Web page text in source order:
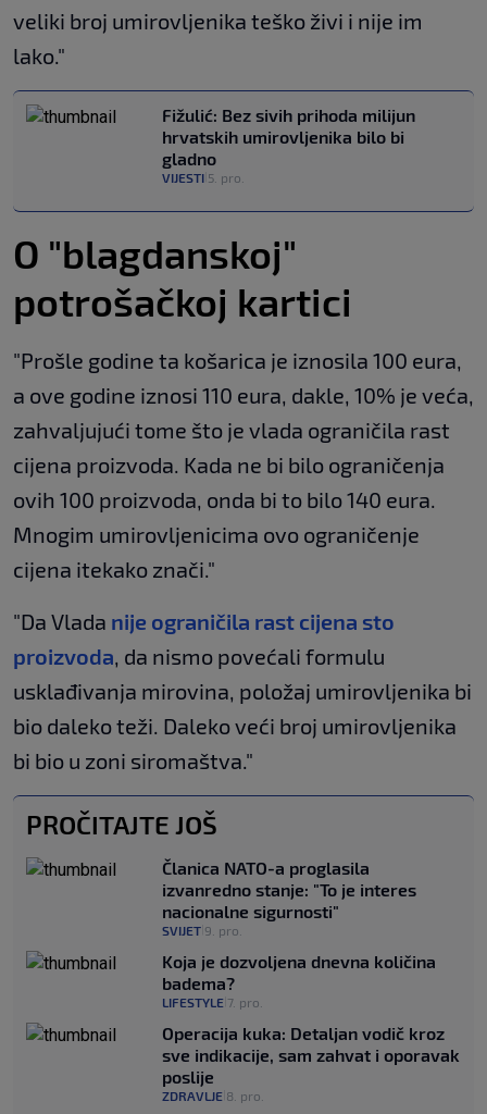
veliki broj umirovljenika teško živi i nije im
lako."
Fižulić: Bez sivih prihoda milijun
hrvatskih umirovljenika bilo bi
gladno
VIJESTI 5. pro.
O "blagdanskoj"
potrošačkoj kartici
"Prošle godine ta košarica je iznosila 100 eura,
a ove godine iznosi 110 eura, dakle, 10% je veća,
zahvaljujući tome što je vlada ograničila rast
cijena proizvoda. Kada ne bi bilo ograničenja
ovih 100 proizvoda, onda bi to bilo 140 eura.
Mnogim umirovljenicima ovo ograničenje
cijena itekako znači."
"Da Vlada nije ograničila rast cijena sto
proizvoda , da nismo povećali formulu
usklađivanja mirovina, položaj umirovljenika bi
bio daleko teži. Daleko veći broj umirovljenika
bi bio u zoni siromaštva."
PROČITAJTE JOŠ
Članica NATO-a proglasila
izvanredno stanje: "To je interes
nacionalne sigurnosti"
SVIJET 9. pro.
Koja je dozvoljena dnevna količina
badema?
LIFESTYLE 7. pro.
Operacija kuka: Detaljan vodič kroz
sve indikacije, sam zahvat i oporavak
poslije
ZDRAVLJE 8. pro.